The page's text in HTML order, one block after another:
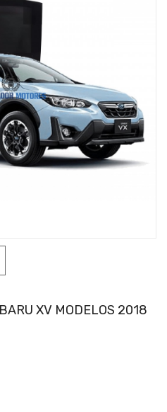
XV MODELOS 2018